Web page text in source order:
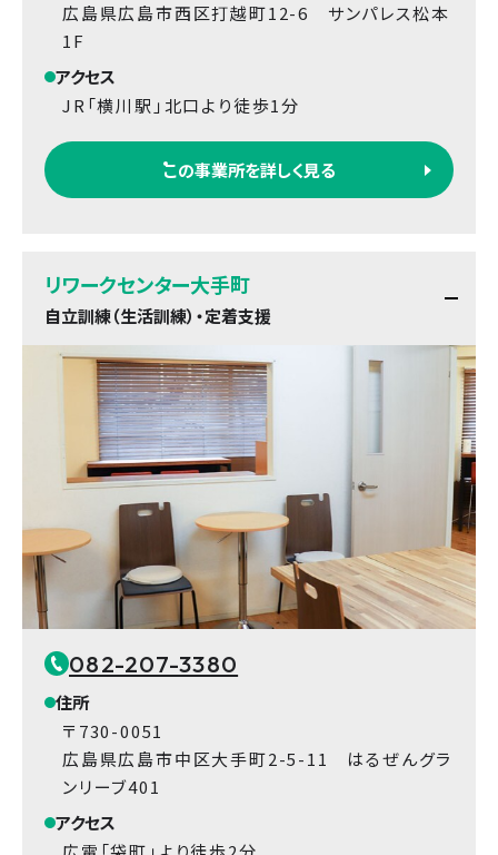
広島県広島市西区打越町12-6 サンパレス松本
1F
アクセス
JR「横川駅」北口より徒歩1分
この事業所を詳しく見る
リワークセンター大手町
自立訓練（生活訓練）・定着支援
082-207-3380
住所
〒730-0051
広島県広島市中区大手町2-5-11 はるぜんグラ
ンリーブ401
アクセス